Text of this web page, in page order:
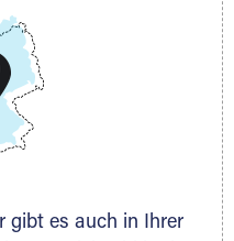
gibt es auch in Ihrer